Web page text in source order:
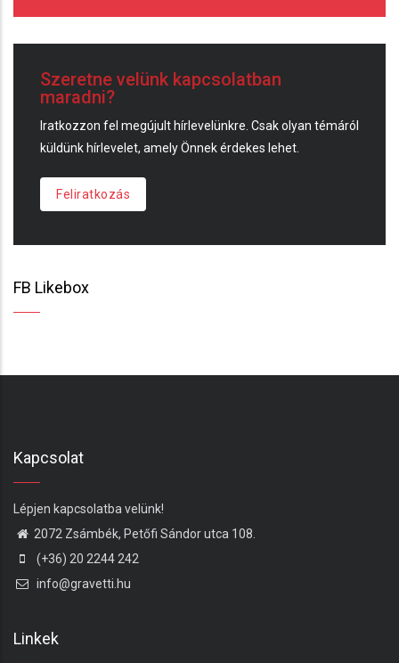
Szeretne velünk kapcsolatban
maradni?
Iratkozzon fel megújult hírlevelünkre. Csak olyan témáról
küldünk hírlevelet, amely Önnek érdekes lehet.
Feliratkozás
FB Likebox
Kapcsolat
Lépjen kapcsolatba velünk!
2072 Zsámbék, Petőfi Sándor utca 108.
(+36) 20 2244 242
info@gravetti.hu
Linkek